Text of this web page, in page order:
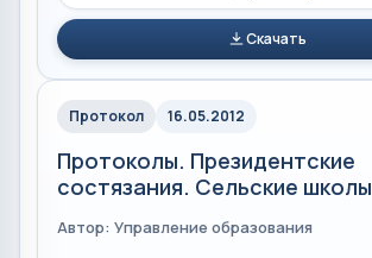
Скачать
Протокол 16.05.2012
Протоколы. Президентские
состязания. Сельские школы
Автор: Управление образования